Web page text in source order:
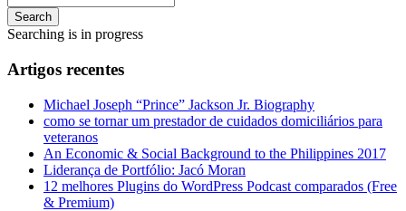
Search
Searching is in progress
Artigos recentes
Michael Joseph “Prince” Jackson Jr. Biography
como se tornar um prestador de cuidados domiciliários para
veteranos
An Economic & Social Background to the Philippines 2017
Liderança de Portfólio: Jacó Moran
12 melhores Plugins do WordPress Podcast comparados (Free
& Premium)